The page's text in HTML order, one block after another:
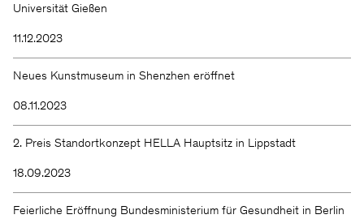
Universität Gießen
11.12.2023
Neues Kunstmuseum in Shenzhen eröffnet
08.11.2023
2. Preis Standortkonzept HELLA Hauptsitz in Lippstadt
18.09.2023
Feierliche Eröffnung Bundesministerium für Gesundheit in Berlin